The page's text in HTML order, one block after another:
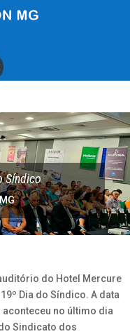
Síndico
do Hotel Mercure
Dia do Síndico. A data
aconteceu no último dia
Sindicato dos